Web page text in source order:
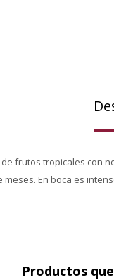
frutos tropicales con
En boca es
Productos